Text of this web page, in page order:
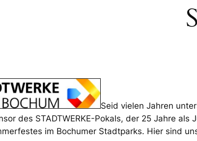
Seid vielen Jahren
des STADTWERKE-Pokals, der 25 Jahre
im Bochumer Stadtparks. Hier sind